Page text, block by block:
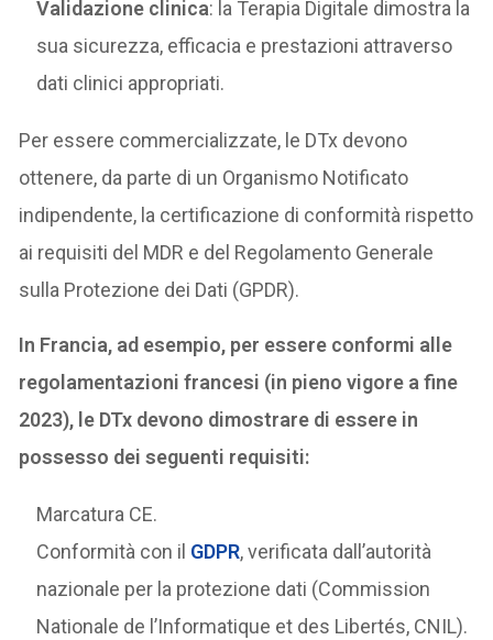
Validazione clinica: la Terapia Digitale dimostra la
sua sicurezza, efficacia e prestazioni attraverso
dati clinici appropriati.
Per essere commercializzate, le DTx devono
ottenere, da parte di un Organismo Notificato
indipendente, la certificazione di conformità rispetto
ai requisiti del MDR e del Regolamento Generale
sulla Protezione dei Dati (GPDR).
In Francia, ad esempio, per essere conformi alle
regolamentazioni francesi (in pieno vigore a fine
2023), le DTx devono dimostrare di essere in
possesso dei seguenti requisiti:
Marcatura CE.
Conformità con il GDPR, verificata dall’autorità
nazionale per la protezione dati (Commission
Nationale de l’Informatique et des Libertés, CNIL).